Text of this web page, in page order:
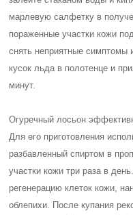
марлевую салфетку в
пораженные участки кожи
снять неприятные симптомы
кусок льда в полотенце и
минут.
Огуречный лосьон
Для его приготовления
разбавленный спиртом в
участки кожи три раза в
регенерацию клеток кожи,
облепихи. После купания